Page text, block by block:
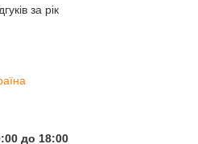
за рік
до 18:00